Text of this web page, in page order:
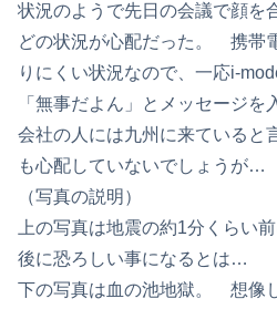
状況のようで先日の会議で顔を
どの状況が心配だった。 携帯
りにくい状況なので、一応i-
「無事だよん」とメッセージ
会社の人には九州に来ていると
も心配していないでしょうが…
（写真の説明）
上の写真は地震の約1分くらい
後に恐ろしい事になるとは…
下の写真は血の池地獄。 想像